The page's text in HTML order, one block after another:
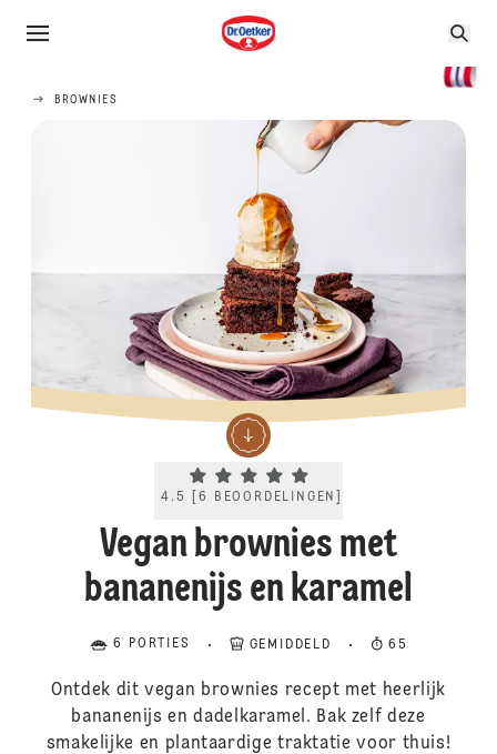
BROWNIES
Current rating 4.5. Click to rate.
4.5 [6 BEOORDELINGEN
Vegan brownies met
bananenijs en karamel
6 PORTIES GEMIDDELD 65
Ontdek dit vegan brownies recept met heerlijk
bananenijs en dadelkaramel. Bak zelf deze
smakelijke en plantaardige traktatie voor thuis!